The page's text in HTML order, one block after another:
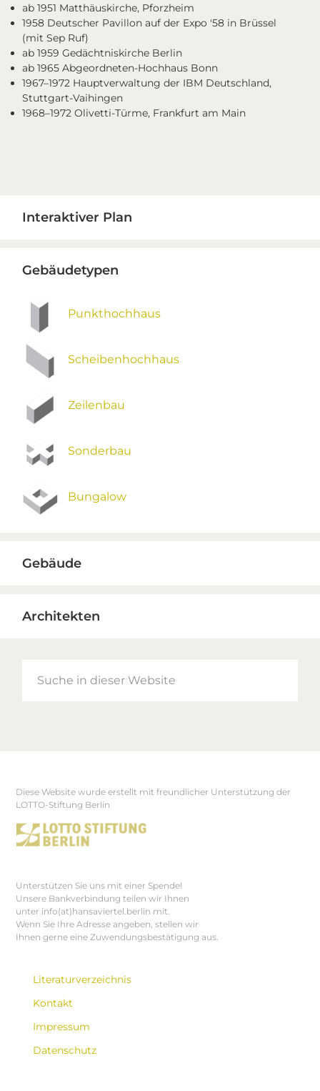
ab 1951 Matthäuskirche, Pforzheim
1958 Deutscher Pavillon auf der Expo '58 in Brüssel
(mit Sep Ruf)
ab 1959 Gedächtniskirche Berlin
ab 1965 Abgeordneten-Hochhaus Bonn
1967–1972 Hauptverwaltung der IBM Deutschland,
Stuttgart-Vaihingen
1968–1972 Olivetti-Türme, Frankfurt am Main
Sidebar
Interaktiver Plan
Gebäudetypen
Punkthochhaus
Scheibenhochhaus
Zeilenbau
Sonderbau
Bungalow
Gebäude
Architekten
Footer
Diese Website wurde erstellt mit freundlicher Unterstützung der
LOTTO-Stiftung Berlin
Unterstützen Sie uns mit einer Spende!
Unsere Bankverbindung teilen wir Ihnen
unter info(at)hansaviertel.berlin mit.
Wenn Sie Ihre Adresse angeben, stellen wir
Ihnen gerne eine Zuwendungsbestätigung aus.
Literaturverzeichnis
Kontakt
Impressum
Datenschutz